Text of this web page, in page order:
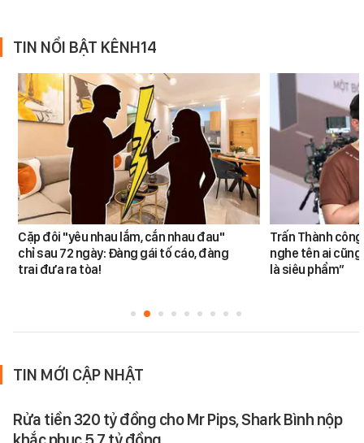
TIN NỔI BẬT KÊNH14
Cặp đôi "yêu nhau lắm, cắn nhau đau"
chỉ sau 72 ngày: Đàng gái tố cáo, đàng
trai đưa ra tòa!
Trấn Thành
nghe tên ai
là siêu phẩm”
TIN MỚI CẬP NHẬT
Rửa tiền 320 tỷ đồng cho Mr Pips, Shark Bình nộp